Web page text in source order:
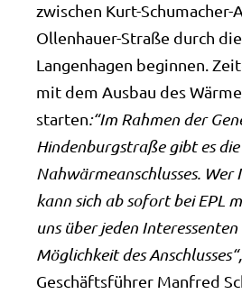
zwischen Kurt-Schumacher-
Ollenhauer-Straße durch
Langenhagen beginnen.
mit dem Ausbau des
starten:“Im Rahmen der
Hindenburgstraße gibt es
Nahwärmeanschlusses. Wer
kann sich ab sofort bei EPL
uns über jeden
Möglichkeit des Anschlusses“,
Geschäftsführer Manfred